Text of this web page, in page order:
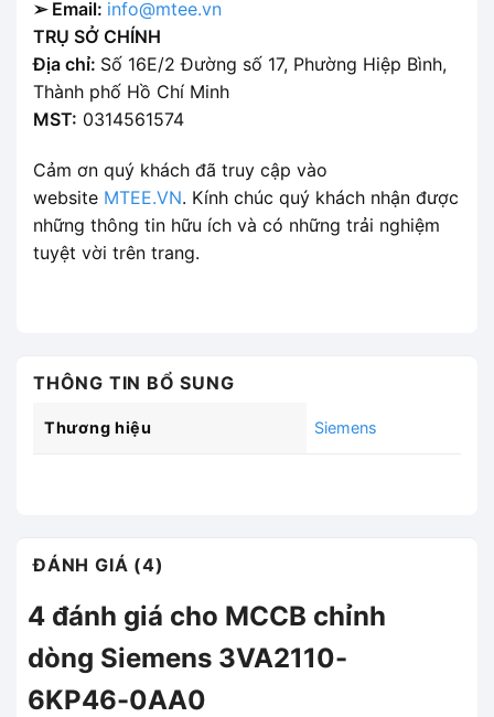
➢ Email: info@mtee.vn
TRỤ SỞ CHÍNH
Địa chỉ: Số 16E/2 Đường số 17, Phường Hiệp Bình,
Thành phố Hồ Chí Minh
MST: 0314561574
Cảm ơn quý khách đã truy cập vào
website MTEE.VN. Kính chúc quý khách nhận được
những thông tin hữu ích và có những trải nghiệm
tuyệt vời trên trang.
THÔNG TIN BỔ SUNG
Thương hiệu Siemens
ĐÁNH GIÁ (4)
4 đánh giá cho MCCB chỉnh
dòng Siemens 3VA2110-
6KP46-0AA0